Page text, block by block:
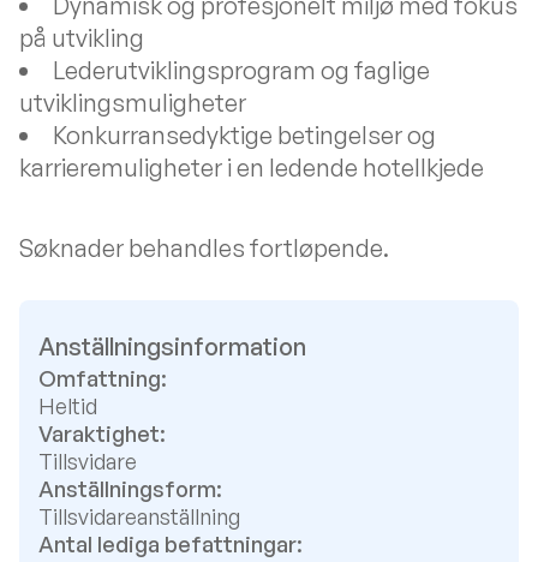
på utvikling
Lederutviklingsprogram og faglige
utviklingsmuligheter
Konkurransedyktige betingelser og
karrieremuligheter i en ledende hotellkjede
Søknader behandles fortløpende.
Anställningsinformation
Omfattning:
Heltid
Varaktighet:
Tillsvidare
Anställningsform:
Tillsvidareanställning
Antal lediga befattningar: